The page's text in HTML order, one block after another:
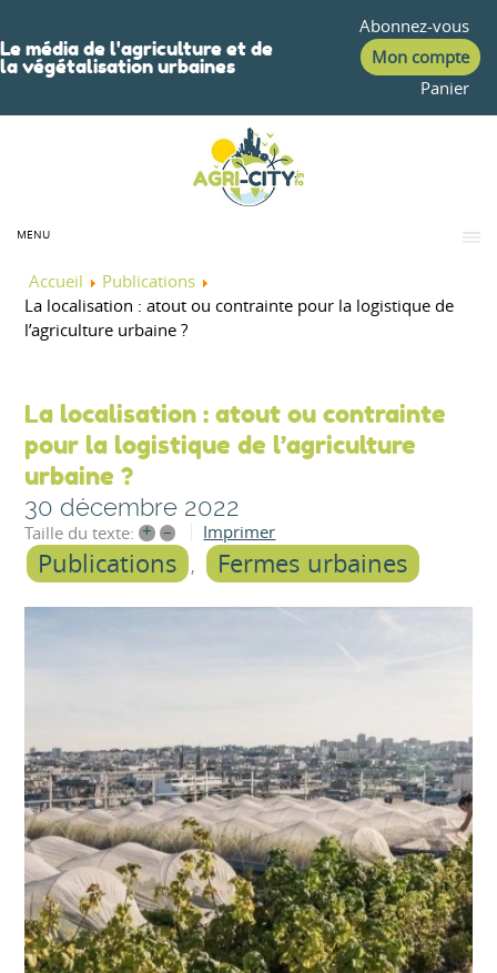
Le média de l'agriculture et de
la végétalisation urbaines
Abonnez-vous
Mon compte
Panier
MENU
Accueil
Publications
La localisation : atout ou contrainte pour la logistique de
l’agriculture urbaine ?
La localisation : atout ou contrainte
pour la logistique de l’agriculture
urbaine ?
30 décembre 2022
Taille du texte: + – Imprimer
Publications Fermes urbaines